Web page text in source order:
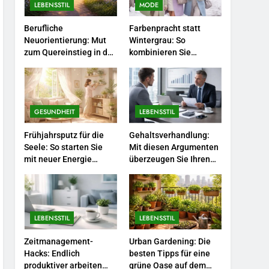
Selbstversorger-Glück:
Welches Gemüse Sie jetzt
pflanzen sollten.
LEBENSSTIL
Accessoire-Guide: Mit
diesen Details werten Sie
jedes Frühlingsoutfit auf.
MODE
6
Naturnah gärtnern: So
locken Sie Bienen und
Garten.
LEBENSSTIL
7
Berufliche
Neuorientierung: Mut zum
Quereinstieg in der neuen
Saison.
LEBENSSTIL
LEBENSSTIL
Berufliche
Neuorientierung: Mut
zum Quereinstieg in der
MODE
Farbenpracht statt
Wintergrau: So
kombinieren Sie
Jahr.
GESUNDHEIT
Frühjahrsputz für die
Seele: So starten Sie
mit neuer Energie
LEBENSSTIL
Gehaltsverhandlung:
Mit diesen Argumenten
überzeugen Sie Ihren
LEBENSSTIL
Zeitmanagement-
Hacks: Endlich
produktiver arbeiten
LEBENSSTIL
Urban Gardening: Die
besten Tipps für eine
grüne Oase auf dem